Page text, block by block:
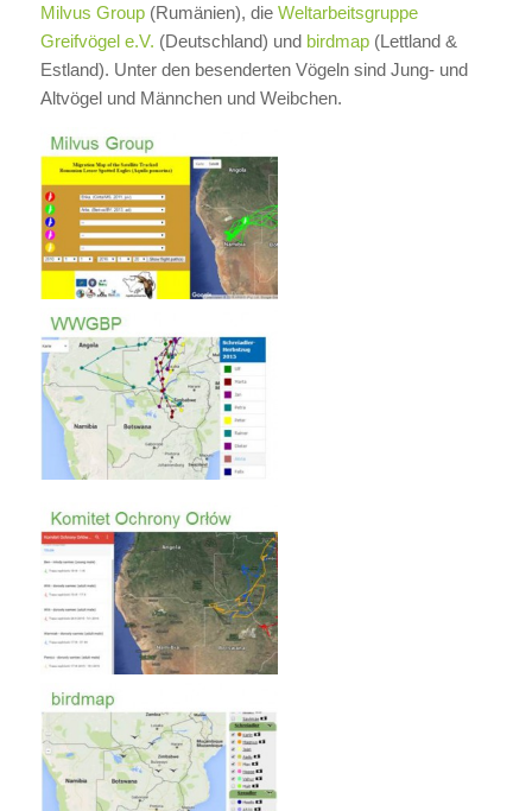
Milvus Group(Rumänien), die Weltarbeitsgruppe
Greifvögel e.V. (Deutschland) und birdmap(Lettland &
Estland). Unter den besenderten Vögeln sind Jung- und
Altvögel und Männchen und Weibchen.